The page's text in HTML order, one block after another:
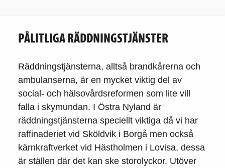
PÅLITLIGA RÄDDNINGSTJÄNSTER
Räddningstjänsterna, alltså brandkårerna och
ambulanserna, är en mycket viktig del av
social- och hälsovårdsreformen som lite vill
falla i skymundan. I Östra Nyland är
räddningstjänsterna speciellt viktiga då vi har
raffinaderiet vid Sköldvik i Borgå men också
kärnkraftverket vid Hästholmen i Lovisa, dessa
är ställen där det kan ske storolyckor. Utöver